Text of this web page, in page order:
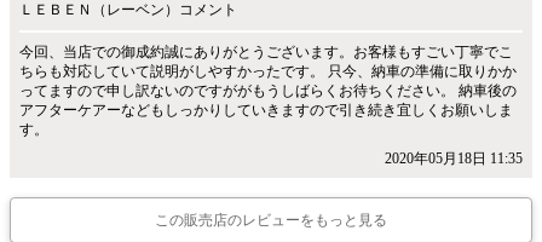
ＬＥＢＥＮ（レーベン）コメント
今回、当店での御成約誠にありがとうございます。お客様もすごい丁寧でこ
ちらも対応していて説明がしやすかったです。 只今、納車の準備に取りかか
ってますので申し訳ないのですががもうしばらくお待ちください。 納車後の
アフターケアーなどもしっかりしていきますので引き続き宜しくお願いしま
す。
2020年05月18日 11:35
この販売店のレビューをもっと見る